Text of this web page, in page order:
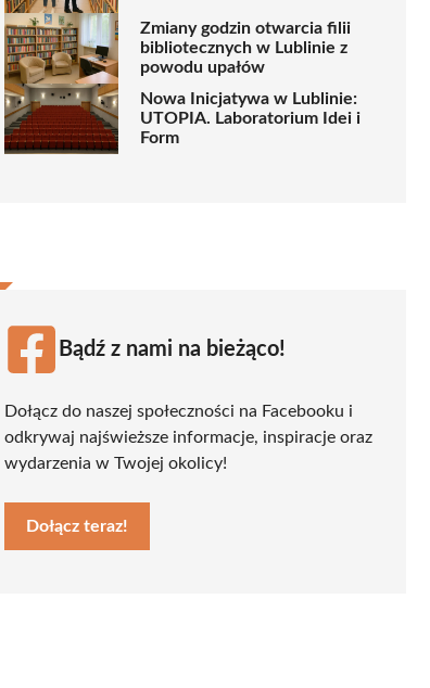
Zmiany godzin otwarcia filii
bibliotecznych w Lublinie z
powodu upałów
Nowa Inicjatywa w Lublinie:
UTOPIA. Laboratorium Idei i
Form
Bądź z nami na bieżąco!
Dołącz do naszej społeczności na Facebooku i
odkrywaj najświeższe informacje, inspiracje oraz
wydarzenia w Twojej okolicy!
Dołącz teraz!